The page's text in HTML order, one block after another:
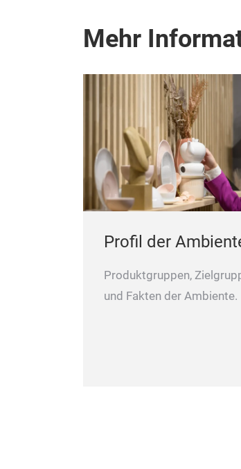
Mehr
Profil der
Produktgruppen,
und Fakten der Ambiente.